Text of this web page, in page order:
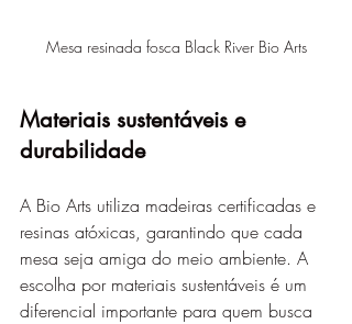
Mesa resinada fosca Black River Bio Arts
Materiais sustentáveis e
durabilidade
A Bio Arts utiliza madeiras certificadas e
resinas atóxicas, garantindo que cada
mesa seja amiga do meio ambiente. A
escolha por materiais sustentáveis é um
diferencial importante para quem busca